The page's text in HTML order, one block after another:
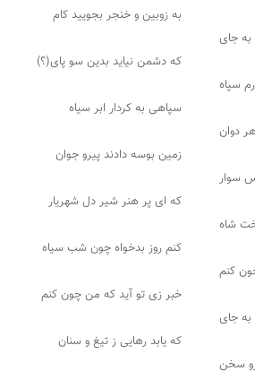
به زوبین و خنجر بجویید کام
جای
که دشمن نیاید بدین سو پای(؟)
سپاه
سپاهی به کردار ابر سیاه
دوان
زمین بوسه دادند پیرو جوان
سوار
که ای پر هنر شیر دل شهریار
شاه
کنم روز بدخواه چون شب سیاه
کنم
خبر زی تو آید که من چون کنم
به جای
که یابد رهایی ز تیغ و سنان
سخن